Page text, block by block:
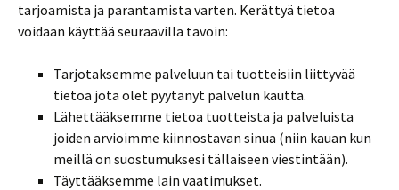
tarjoamista ja parantamista varten. Kerättyä tietoa
voidaan käyttää seuraavilla tavoin:
Tarjotaksemme palveluun tai tuotteisiin liittyvää
tietoa jota olet pyytänyt palvelun kautta.
Lähettääksemme tietoa tuotteista ja palveluista
joiden arvioimme kiinnostavan sinua (niin kauan kun
meillä on suostumuksesi tällaiseen viestintään).
Täyttääksemme lain vaatimukset.